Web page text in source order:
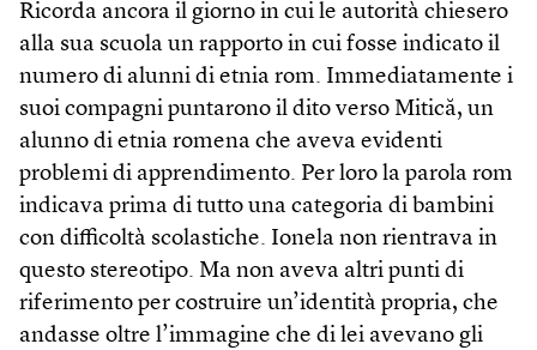
Ricorda ancora il giorno in cui le autorità chiesero
alla sua scuola un rapporto in cui fosse indicato il
numero di alunni di etnia rom. Immediatamente i
suoi compagni puntarono il dito verso Mitică, un
alunno di etnia romena che aveva evidenti
problemi di apprendimento. Per loro la parola rom
indicava prima di tutto una categoria di bambini
con difficoltà scolastiche. Ionela non rientrava in
questo stereotipo. Ma non aveva altri punti di
riferimento per costruire un’identità propria, che
andasse oltre l’immagine che di lei avevano gli